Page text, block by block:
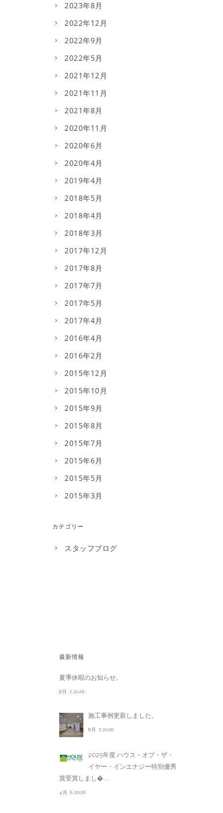
2023年8月
2022年12月
2022年9月
2022年5月
2021年12月
2021年11月
2021年8月
2020年11月
2020年6月
2020年4月
2019年4月
2018年5月
2018年4月
2018年3月
2017年12月
2017年8月
2017年7月
2017年5月
2017年4月
2016年4月
2016年2月
2015年12月
2015年10月
2015年9月
2015年8月
2015年7月
2015年6月
2015年5月
2015年3月
カテゴリー
スタッフブログ
最新情報
夏季休暇のお知らせ。
8月 7,2026
施工事例更新しました。
8月 7,2026
2025年度 ハウス・オブ・ザ・
イヤー・インエナジー特別優秀
賞受賞しまし�. . .
4月 6,2026